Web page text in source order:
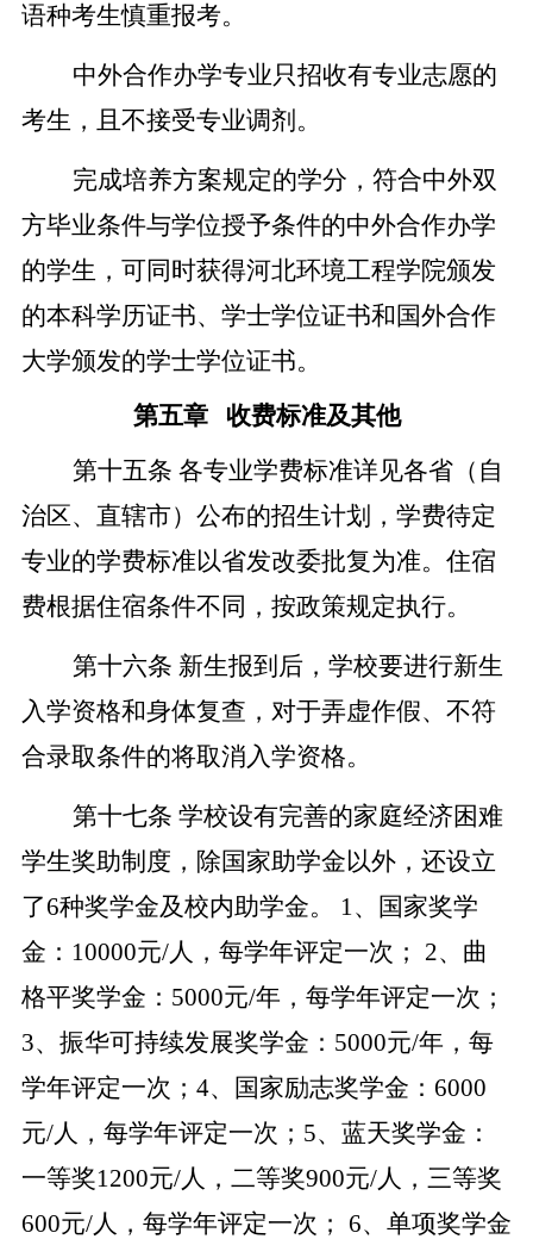
语种考生慎重报考。
中外合作办学专业只招收有专业志愿的
考生，且不接受专业调剂。
完成培养方案规定的学分，符合中外双
方毕业条件与学位授予条件的中外合作办学
的学生，可同时获得河北环境工程学院颁发
的本科学历证书、学士学位证书和国外合作
大学颁发的学士学位证书。
第五章
收费标准及其他
第十五条 各专业学费标准详见各省（自
治区、直辖市）公布的招生计划，学费待定
专业的学费标准以省发改委批复为准。住宿
费根据住宿条件不同，按政策规定执行。
第十六条 新生报到后，学校要进行新生
入学资格和身体复查，对于弄虚作假、不符
合录取条件的将取消入学资格。
第十七条 学校设有完善的家庭经济困难
学生奖助制度，除国家助学金以外，还设立
了6种奖学金及校内助学金。 1、国家奖学
金：10000元/人，每学年评定一次； 2、曲
格平奖学金：5000元/年，每学年评定一次；
3、振华可持续发展奖学金：5000元/年，每
学年评定一次；4、国家励志奖学金：6000
元/人，每学年评定一次；5、蓝天奖学金：
一等奖1200元/人，二等奖900元/人，三等奖
600元/人，每学年评定一次； 6、单项奖学金